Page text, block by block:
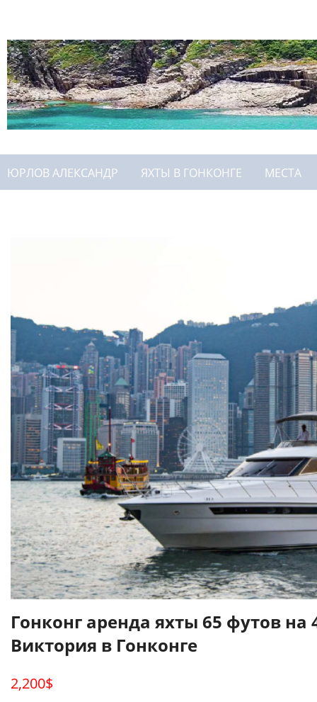
ЮРЛОВ АЛЕКСАНДР ЯХТЫ В ГОНКОНГЕ МЕСТА
Гонконг аренда яхты 65 футов на
Виктория в Гонконге
2,200$